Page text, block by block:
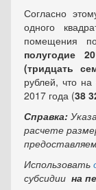
Согласно
одного
помещения
полугодие
(тридцать
рублей, что
2017 года (38
Справка:
расчете
Использовать
субсидии на